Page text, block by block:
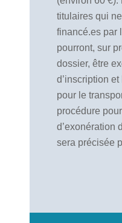
titulaires qui
financé.es par
pourront, sur
dossier, être
d’inscription
pour le
procédure
d’exonération
sera précisée